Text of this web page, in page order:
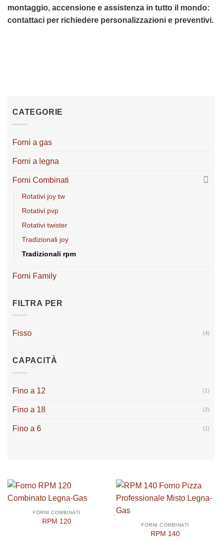
montaggio, accensione e assistenza in tutto il mondo:
contattaci per richiedere personalizzazioni e preventivi.
CATEGORIE
Forni a gas
Forni a legna
Forni Combinati
rotativi joy tw
rotativi pvp
rotativi twister
tradizionali joy
tradizionali rpm
Forni Family
FILTRA PER
Fisso (4)
CAPACITÀ
Fino a 12 (1)
Fino a 18 (2)
Fino a 6 (1)
FORNI COMBINATI
RPM 120 FORNI COMBINATI
RPM 140